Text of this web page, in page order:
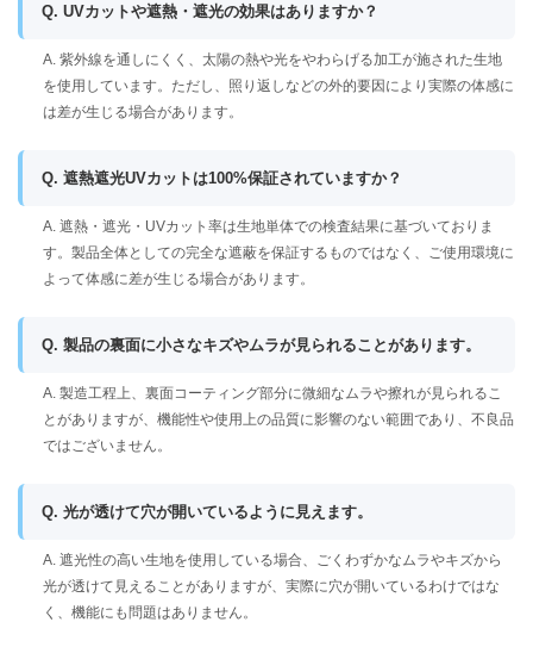
Q. UVカットや遮熱・遮光の効果はありますか？
A. 紫外線を通しにくく、太陽の熱や光をやわらげる加工が施された生地
を使用しています。ただし、照り返しなどの外的要因により実際の体感に
は差が生じる場合があります。
Q. 遮熱遮光UVカットは100%保証されていますか？
A. 遮熱・遮光・UVカット率は生地単体での検査結果に基づいておりま
す。製品全体としての完全な遮蔽を保証するものではなく、ご使用環境に
よって体感に差が生じる場合があります。
Q. 製品の裏面に小さなキズやムラが見られることがあります。
A. 製造工程上、裏面コーティング部分に微細なムラや擦れが見られるこ
とがありますが、機能性や使用上の品質に影響のない範囲であり、不良品
ではございません。
Q. 光が透けて穴が開いているように見えます。
A. 遮光性の高い生地を使用している場合、ごくわずかなムラやキズから
光が透けて見えることがありますが、実際に穴が開いているわけではな
く、機能にも問題はありません。